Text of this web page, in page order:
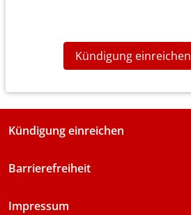
Kündigung einreichen
Kündigung einreichen
Barrierefreiheit
Impressum